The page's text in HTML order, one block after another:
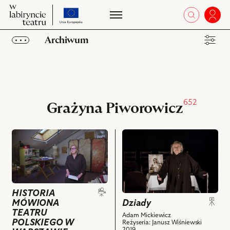
W
W
labiryncie
teatru
przejdź
do
o
otworz
Archiwum
UlubioneGrażyna Piworowicz652
przejdź
do
obiektu
HISTORIA
MÓWIONA
TEATRU
POLSKIEGO
W
WARSZAWIE:
HISTORIA
MÓWIONA
TEATRU
POLSKIEGO W
przejdź
obiektu
Dziady,
Na
zdjęciu:
Wiesław
Komasa
–
Dziady
Adam Mickiewicz
Reżyseria: Janusz Wiśniewski